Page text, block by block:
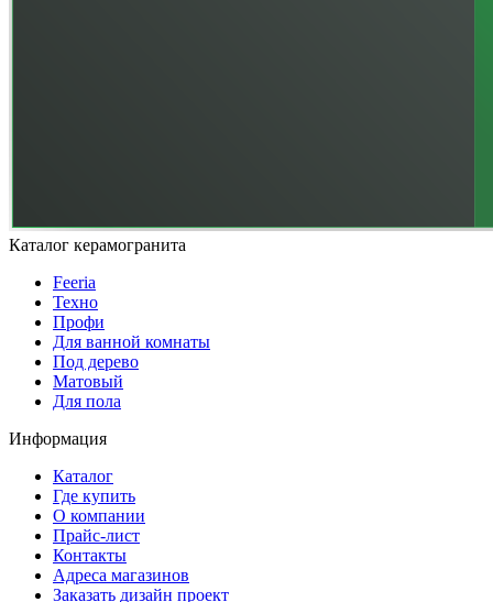
Каталог керамогранита
Feeria
Техно
Профи
Для ванной комнаты
Под дерево
Матовый
Для пола
Информация
Каталог
Где купить
О компании
Прайс-лист
Контакты
Адреса магазинов
Заказать дизайн проект